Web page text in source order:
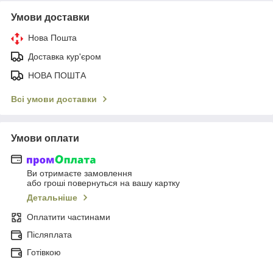
Умови доставки
Нова Пошта
Доставка кур'єром
НОВА ПОШТА
Всі умови доставки
Умови оплати
Ви отримаєте замовлення
або гроші повернуться на вашу картку
Детальніше
Оплатити частинами
Післяплата
Готівкою